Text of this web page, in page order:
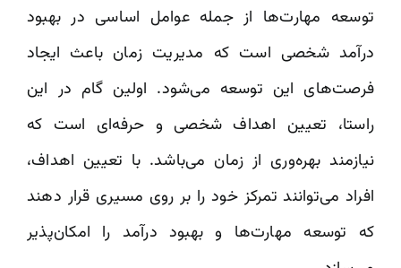
توسعه مهارت‌ها از جمله عوامل اساسی در بهبود
درآمد شخصی است که مدیریت زمان باعث ایجاد
فرصت‌های این توسعه می‌شود. اولین گام در این
راستا، تعیین اهداف شخصی و حرفه‌ای است که
نیازمند بهره‌وری از زمان می‌باشد. با تعیین اهداف،
افراد می‌توانند تمرکز خود را بر روی مسیری قرار دهند
که توسعه مهارت‌ها و بهبود درآمد را امکان‌پذیر